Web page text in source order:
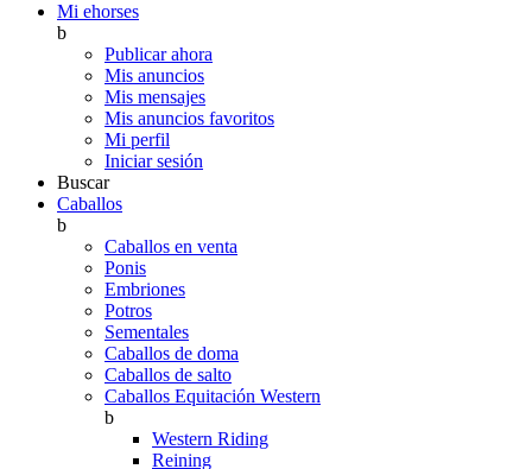
Mi ehorses
b
Publicar ahora
Mis anuncios
Mis mensajes
Mis anuncios favoritos
Mi perfil
Iniciar sesión
Buscar
Caballos
b
Caballos en venta
Ponis
Embriones
Potros
Sementales
Caballos de doma
Caballos de salto
Caballos Equitación Western
b
Western Riding
Reining